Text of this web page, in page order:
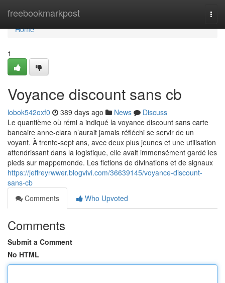
freebookmarkpost
Home
Home
1
Voyance discount sans cb
lobok542oxf0 389 days ago News
Discuss
Le quantième où rémi a indiqué la voyance discount sans carte
bancaire anne-clara n’aurait jamais réfléchi se servir de un
voyant. À trente-sept ans, avec deux plus jeunes et une utilisation
attendrissant dans la logistique, elle avait immensément gardé les
pieds sur mappemonde. Les fictions de divinations et de signaux
https://jeffreyrwwer.blogvivi.com/36639145/voyance-discount-
sans-cb
Comments
Who Upvoted
Comments
Submit a Comment
No HTML